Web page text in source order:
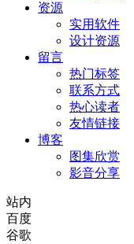
资源
实用软件
设计资源
留言
热门标签
联系方式
热心读者
友情链接
博客
图集欣赏
影音分享
站内
百度
谷歌